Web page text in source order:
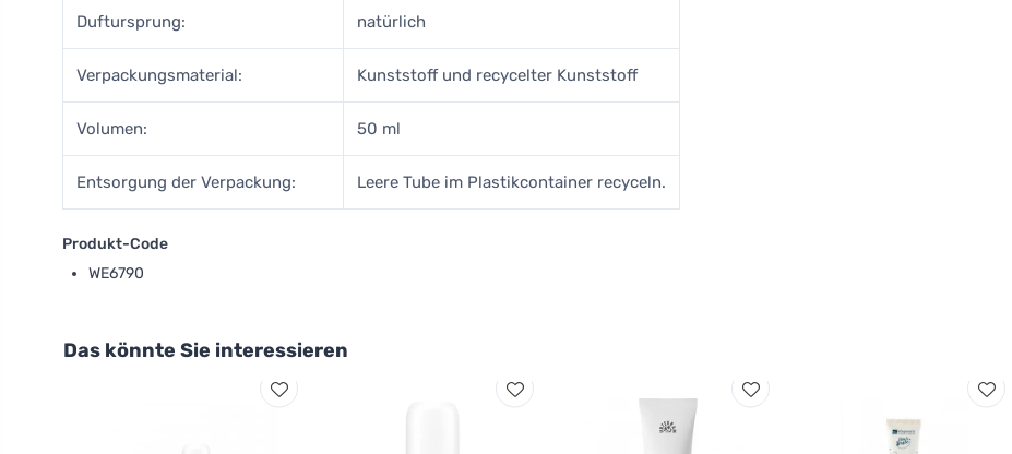
Duftursprung: natürlich
Verpackungsmaterial: Kunststoff und recycelter Kunststoff
Volumen: 50 ml
Entsorgung der Verpackung: Leere Tube im Plastikcontainer recyceln.
Produkt-Code
WE6790
Das könnte Sie interessieren